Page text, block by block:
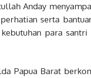
Anday
serta
para
Papua Barat